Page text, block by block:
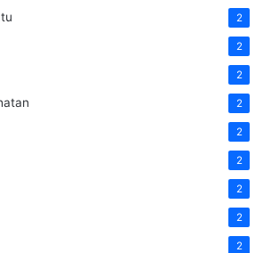
2
2
2
2
2
2
2
2
2